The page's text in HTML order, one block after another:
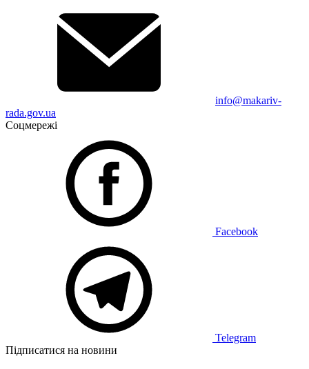
info@makariv-
rada.gov.ua
Соцмережі
Facebook
Telegram
Підписатися на новини